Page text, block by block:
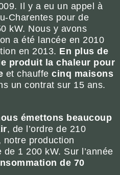
Il y a eu un appel à
Charentes pour de
kW. Nous y avons
a été lancée en 2010
en 2013. En plus de
produit la chaleur pour
et chauffe cinq maisons
un contrat sur 15 ans.
émettons beaucoup
, de l’ordre de 210
production
1 200 kW. Sur l’année
de 70